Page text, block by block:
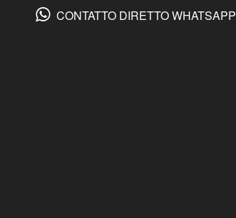
CONTATTO DIRETTO WHATSAPP